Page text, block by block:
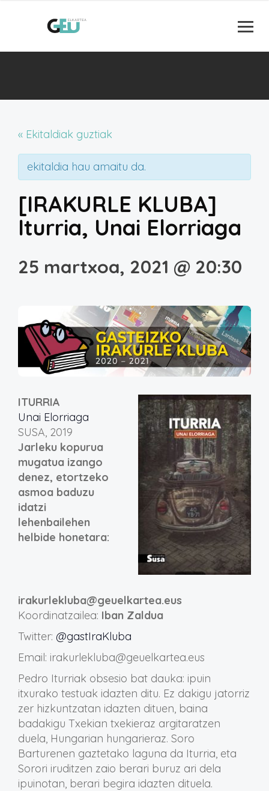
« Ekitaldiak guztiak
ekitaldia hau amaitu da.
[IRAKURLE KLUBA]
Iturria, Unai Elorriaga
25 martxoa, 2021 @ 20:30
ITURRIA
Unai Elorriaga
SUSA, 2019
Jarleku kopurua
mugatua izango
denez, etortzeko
asmoa baduzu
idatzi
lehenbailehen
helbide honetara:
irakurlekluba@geuelkartea.eus
Koordinatzailea: Iban Zaldua
Twitter: @gastIraKluba
Email: irakurlekluba@geuelkartea.eus
Pedro Iturriak obsesio bat dauka: ipuin
itxurako testuak idazten ditu. Ez dakigu jatorriz
zer hizkuntzatan idazten dituen, baina
badakigu Txekian txekieraz argitaratzen
duela, Hungarian hungarieraz. Soro
Barturenen gaztetako laguna da Iturria, eta
Sorori iruditzen zaio berari buruz ari dela
ipuinotan, berari begira idazten dituela.